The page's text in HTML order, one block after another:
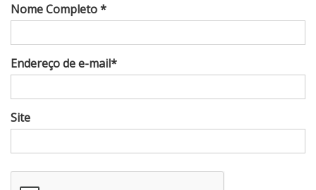
Nome Completo *
Endereço de e-mail*
Site